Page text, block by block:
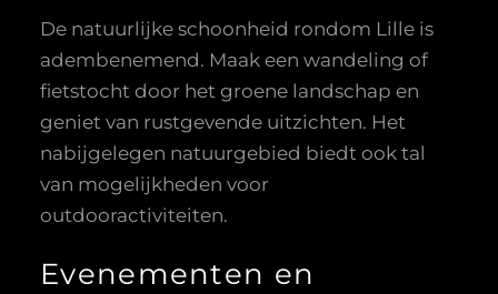
De natuurlijke schoonheid rondom Lille is
adembenemend. Maak een wandeling of
fietstocht door het groene landschap en
geniet van rustgevende uitzichten. Het
nabijgelegen natuurgebied biedt ook tal
van mogelijkheden voor
outdooractiviteiten.
Evenementen en